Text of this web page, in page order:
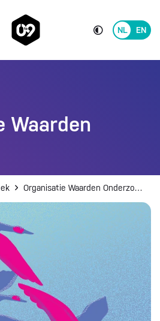
Switch
Waarden
Organisatie Waarden Onderzoek